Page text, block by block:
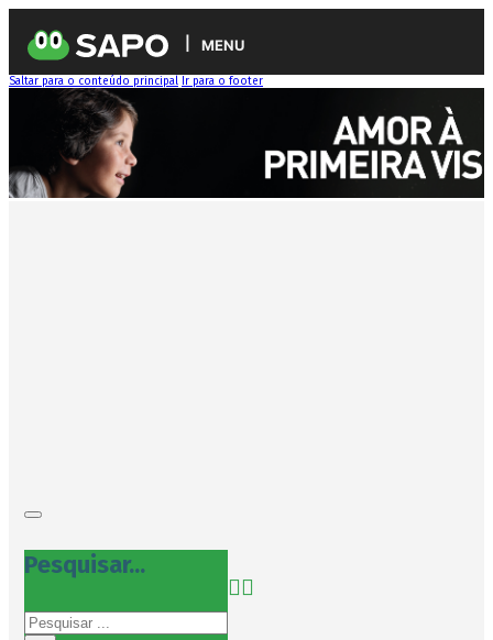
MENU
Saltar para o conteúdo principal Ir para o footer
Pesquisar...
Pesquisar